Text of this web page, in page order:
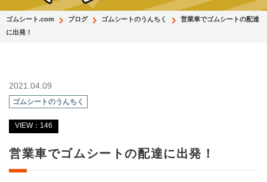
ゴムシート.com ブログ ゴムシートのうんちく
営業車でゴムシートの配達
に出発！
2021.04.09
ゴムシートのうんちく
VIEW：146
営業車でゴムシートの配達に出発！